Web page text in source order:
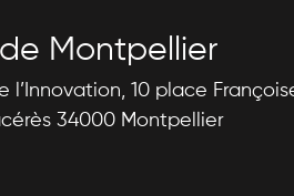
Montpellier
l’Innovation, 10 place
34000 Montpellier